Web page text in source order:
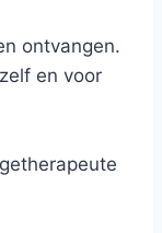
ontvangen.
en voor